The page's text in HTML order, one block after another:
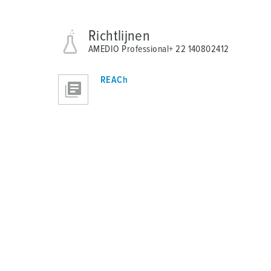
Richtlijnen
AMEDIO Professional+ 22 140802412
REACh